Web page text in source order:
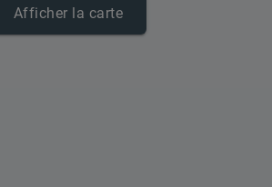
Afficher la carte